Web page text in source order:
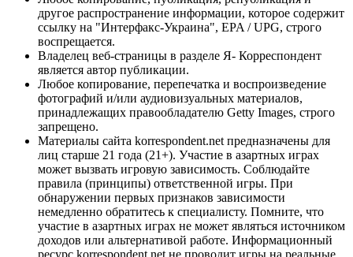
другое распространение информации, которое содержит
ссылку на "Интерфакс-Украина", EPA / UPG, строго
воспрещается.
Владелец веб-страницы в разделе Я- Корреспондент
является автор публикации.
Любое копирование, перепечатка и воспроизведение
фотографий и/или аудиовизуальных материалов,
принадлежащих правообладателю Getty Images, строго
запрещено.
Материалы сайта korrespondent.net предназначены для
лиц старше 21 года (21+). Участие в азартных играх
может вызвать игровую зависимость. Соблюдайте
правила (принципы) ответственной игры. При
обнаружении первых признаков зависимости
немедленно обратитесь к специалисту. Помните, что
участие в азартных играх не может являться источником
доходов или альтернативой работе. Информационный
ресурс korrespondent.net не проводит игры на реальные